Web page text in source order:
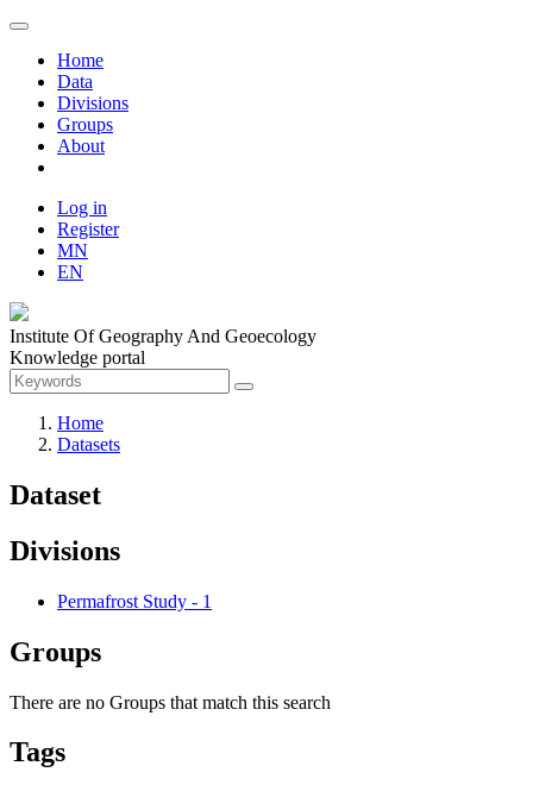
Home
Data
Divisions
Groups
About
Log in
Register
MN
EN
Institute Of Geography And Geoecology
Knowledge portal
Home
Datasets
Dataset
Divisions
Permafrost Study - 1
Groups
There are no Groups that match this search
Tags